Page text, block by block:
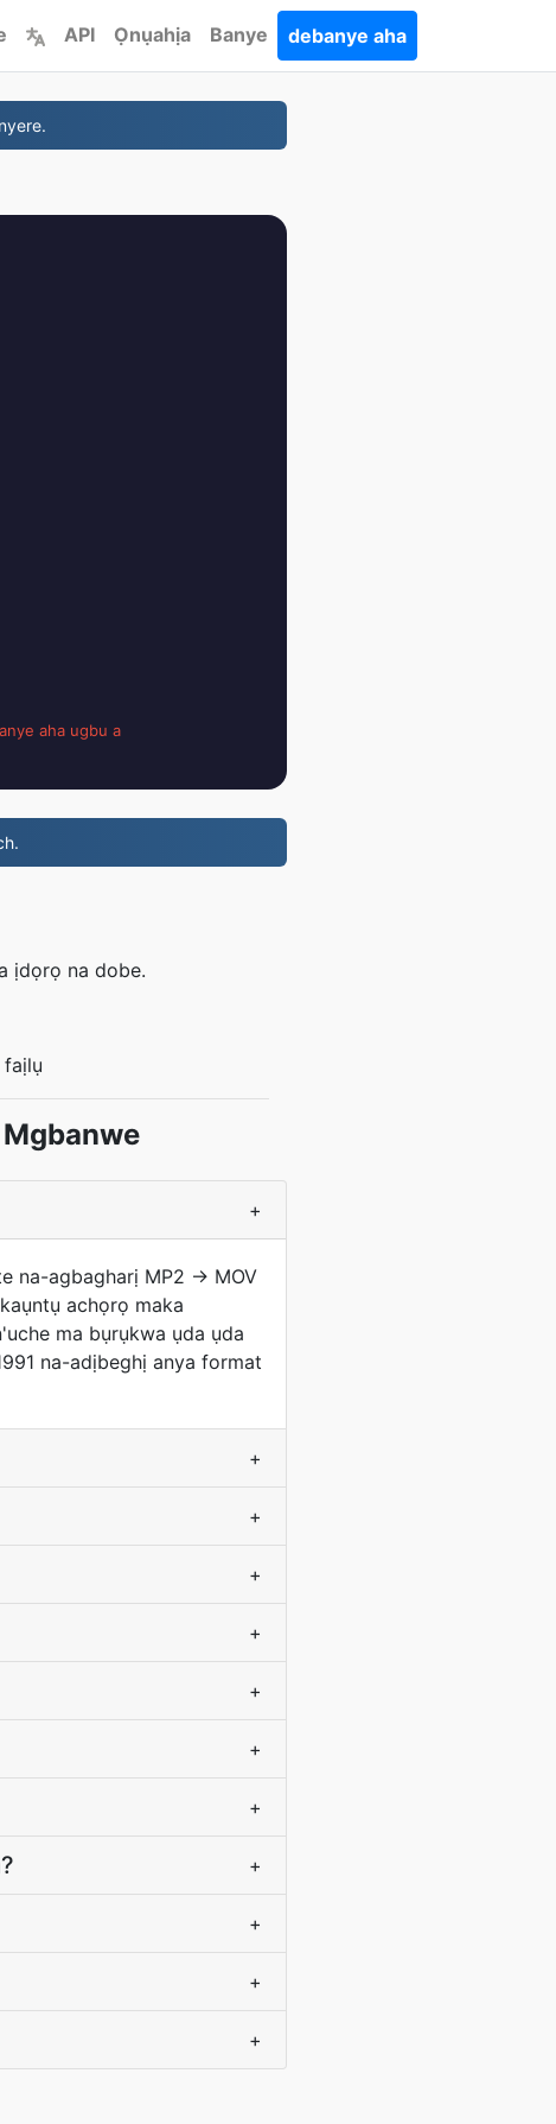
API Ọnụahịa Banye debanye aha
aha ugbu a
ịdọrọ na dobe.
faịlụ
+
na-agbagharị MP2 → MOV
achọrọ maka
ma bụrụkwa ụda ụda
na-adịbeghị anya format
+
+
+
+
+
+
+
+
+
+
+